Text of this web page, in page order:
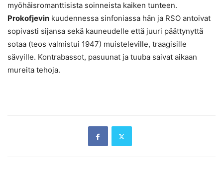
myöhäisromanttisista soinneista kaiken tunteen.
Prokofjevin kuudennessa sinfoniassa hän ja RSO antoivat
sopivasti sijansa sekä kauneudelle että juuri päättynyttä
sotaa (teos valmistui 1947) muisteleville, traagisille
sävyille. Kontrabassot, pasuunat ja tuuba saivat aikaan
mureita tehoja.